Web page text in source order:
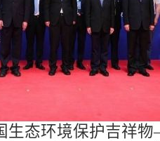
生态环境保护吉祥